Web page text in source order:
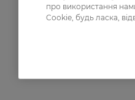
про використання
Cookie, будь ласка,